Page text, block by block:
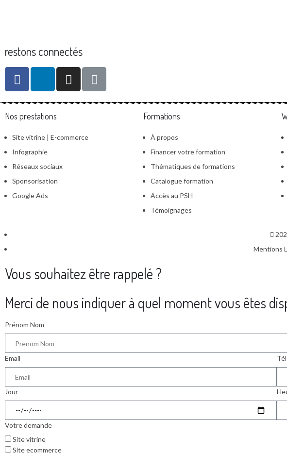
restons connectés
Nos prestations
Site vitrine | E-commerce
Infographie
Réseaux sociaux
Sponsorisation
Google Ads
Formations
À propos
Financer votre formation
Thématiques de formations
Catalogue formation
Accès au PSH
Témoignages
Mentions
Vous souhaitez être rappelé ?
Merci de nous indiquer à quel moment vous êtes
Prénom Nom
Email
Jour
Votre demande
Site vitrine
Site ecommerce